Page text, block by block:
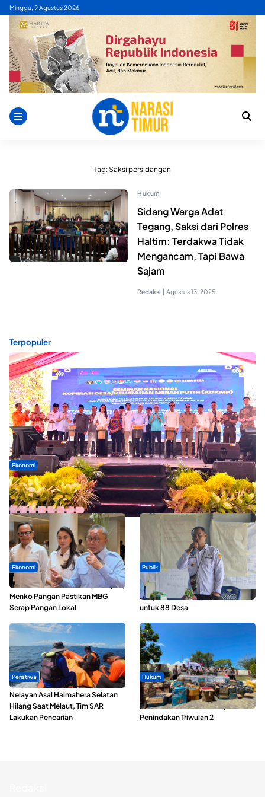
Skip
content
Minggu, 9 Agustus 2026
Tag:Saksi persidangan
Hukum
Sidang Warga Adat
Tegang, Saksi dari Polres
Haltim: Terdakwa Tidak
Mengancam, Tapi Bawa
Sajam
Redaksi | Agustus 13, 2025
Terpopuler
Ekonomi
Seminar di Ternate, Mendes Perkuat Sinergi Percepatan
Kopdes Merah Putih
Ekonomi
SPPG di Maluku Utara Dipercepat,
Menko Pangan Pastikan MBG
Serap Pangan Lokal
Publik
ABDESI Morotai Apresiasi
Penyaluran ADD Rp3,13 Miliar
untuk 88 Desa
Peristiwa
Nelayan Asal Halmahera Selatan
Hilang Saat Melaut, Tim SAR
Lakukan Pencarian
Hukum
Polda Maluku Utara Musnahkan
Ribuan Liter Miras Hasil Operasi
Penindakan Triwulan 2